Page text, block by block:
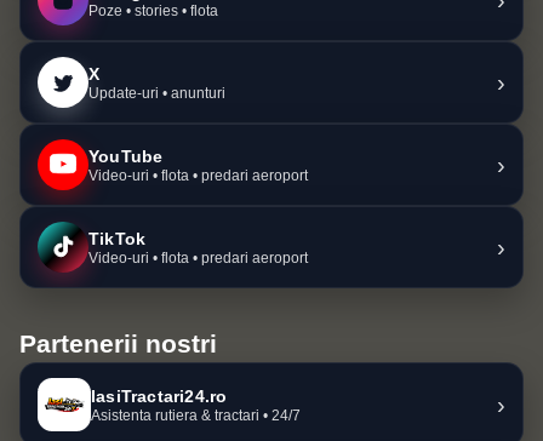
Poze • stories • flota
X
Update-uri • anunturi ›
YouTube
Video-uri • flota • predari aeroport ›
TikTok
Video-uri • flota • predari aeroport ›
Partenerii nostri
IasiTractari24.ro
Asistenta rutiera & tractari • 24/7 ›